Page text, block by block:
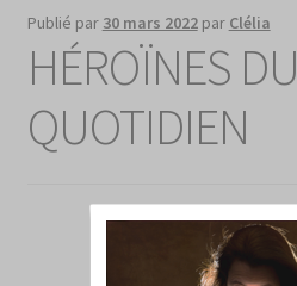
News
Contact
Publié par 30 mars 2022 par Clélia
HÉROÏNES DU
QUOTIDIEN